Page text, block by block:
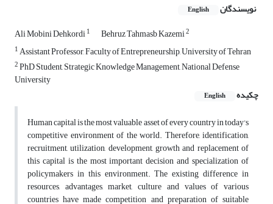
نویسندگان English
Ali Mobini Dehkordi1 Behruz Tahmasb Kazemi2
1Assistant Professor, Faculty of Entrepreneurship, University of Tehran
2PhD Student, Strategic Knowledge Management, National Defense
University
چکیده
English
Human capital is the most valuable asset of every country in today's
competitive environment of the world. Therefore, identification,
recruitment, utilization, development, growth and replacement of
this capital is the most important decision and specialization of
policymakers in this environment. The existing difference in
resources, advantages, market, culture and values of various
countries have made competition and preparation of suitable